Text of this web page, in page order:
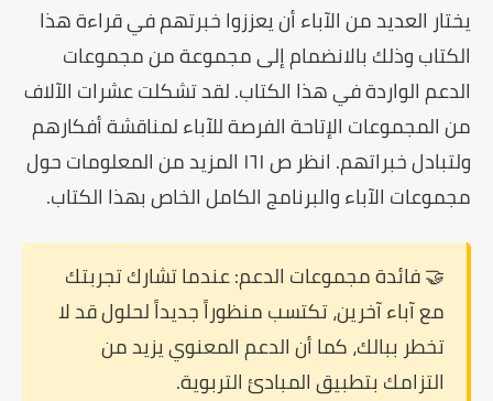
يختار العديد من الآباء أن يعززوا خبرتهم في قراءة هذا
الكتاب وذلك بالانضمام إلى مجموعة من مجموعات
الدعم الواردة في هذا الكتاب. لقد تشكلت عشرات الآلاف
من المجموعات الإتاحة الفرصة للآباء لمناقشة أفكارهم
ولتبادل خبراتهم. انظر ص ١٦١ المزيد من المعلومات حول
مجموعات الآباء والبرنامج الكامل الخاص بهذا الكتاب.
🤝 فائدة مجموعات الدعم:عندما تشارك تجربتك
مع آباء آخرين، تكتسب منظوراً جديداً لحلول قد لا
تخطر ببالك، كما أن الدعم المعنوي يزيد من
التزامك بتطبيق المبادئ التربوية.